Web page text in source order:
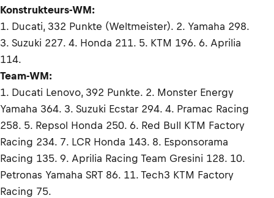
Konstrukteurs-WM:
1. Ducati, 332 Punkte (Weltmeister). 2. Yamaha 298.
3. Suzuki 227. 4. Honda 211. 5. KTM 196. 6. Aprilia
114.
Team-WM:
1. Ducati Lenovo, 392 Punkte. 2. Monster Energy
Yamaha 364. 3. Suzuki Ecstar 294. 4. Pramac Racing
258. 5. Repsol Honda 250. 6. Red Bull KTM Factory
Racing 234. 7. LCR Honda 143. 8. Esponsorama
Racing 135. 9. Aprilia Racing Team Gresini 128. 10.
Petronas Yamaha SRT 86. 11. Tech3 KTM Factory
Racing 75.